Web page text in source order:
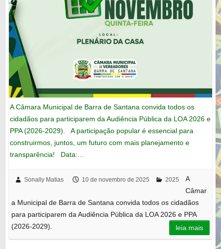
A Câmara Municipal de Barra de Santana convida todos os
cidadãos para participarem da Audiência Pública da LOA 2026 e
PPA (2026-2029). A participação popular é essencial para
construirmos, juntos, um futuro com mais planejamento e
transparência! Data:…
Sonally Matias 10 de novembro de 2025 2025
A
Câmar
a Municipal de Barra de Santana convida todos os cidadãos
para participarem da Audiência Pública da LOA 2026 e PPA
(2026-2029).
leia mais